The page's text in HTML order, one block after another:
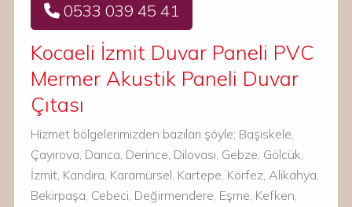
0533 039 45 41
Kocaeli İzmit Duvar Paneli PVC
Mermer Akustik Paneli Duvar
Çıtası
Hizmet bölgelerimizden bazıları şöyle; Başiskele,
Çayırova, Darıca, Derince, Dilovası, Gebze, Gölcük,
İzmit, Kandıra, Karamürsel, Kartepe, Körfez, Alikahya,
Bekirpaşa, Cebeci, Değirmendere, Eşme, Kefken,